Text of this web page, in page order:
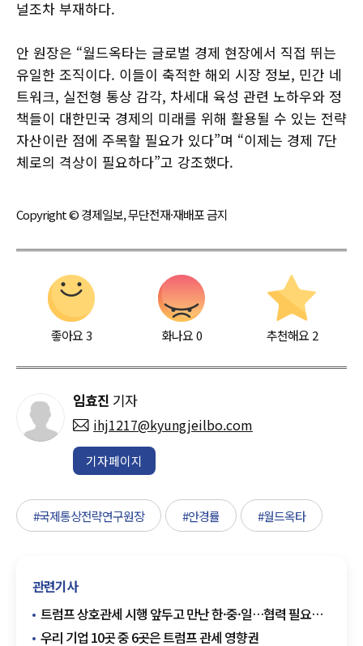
널조차 부재하다.
안 원장은 “월드옥타는 글로벌 경제 현장에서 직접 뛰는
유일한 조직이다. 이들이 축적한 해외 시장 정보, 민간 네
트워크, 실전형 통상 감각, 차세대 육성 관련 노하우와 정
책들이 대한민국 경제의 미래를 위해 활용될 수 있는 전략
자산이란 점에 주목할 필요가 있다”며 “이제는 경제 7단
체로의 격상이 필요하다”고 강조했다.
Copyright © 경제일보, 무단전재·재배포 금지
좋아요3 화나요0 추천해요 2
임효진 기자
ihj1217@kyungjeilbo.com
기자페이지
#국제통상전략연구원장 #안경률 #월드옥타
관련기사
트럼프 상호관세 시행 앞두고 만난 한·중·일…협력 필요성
강조
우리 기업 10곳 중 6곳은 트럼프 관세 영향권